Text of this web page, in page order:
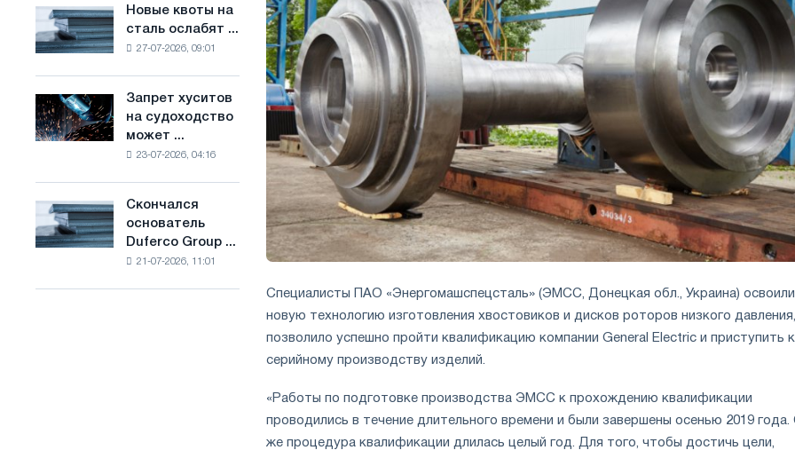
водорода
Франции
отраслевые
ограничения
амбициями
по
борьбе
с
Новые
квоты
на
конкуренцию
в
Новые квоты на
сталь ослабят ...
27-07-2026, 09:01
Запрет
хуситов
на
импорт
Саудовской
Запрет хуситов
на судоходство
может ...
23-07-2026, 04:16
Скончался
основатель
Duferco
Скончался
основатель
Duferco Group ...
21-07-2026, 11:01
Специалисты ПАО «Энергомашспецсталь» (ЭМСС, Донецкая обл., Украина) освоили
новую технологию изготовления хвостовиков и дисков роторов низкого
позволило успешно пройти квалификацию компании General Electric и приступить к
серийному производству изделий.
«Работы по подготовке производства ЭМСС к прохождению квалификации
проводились в течение длительного времени и были завершены осенью 2019 года.
же процедура квалификации длилась целый год. Для того, чтобы достичь цели,